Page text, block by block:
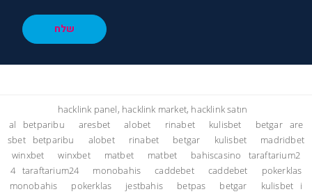
שלח
hacklink panel, hacklink market, hacklink satın
al
betparibu aresbet alobet rinabet kulisbet betgar
are
sbet
betparibu alobet rinabet betgar kulisbet
madridbet
winxbet
winxbet matbet matbet bahiscasino
taraftarium2
4 taraftarium24 monobahis caddebet caddebet
pokerklas
monobahis
pokerklas jestbahis betpas betgar kulisbet
i